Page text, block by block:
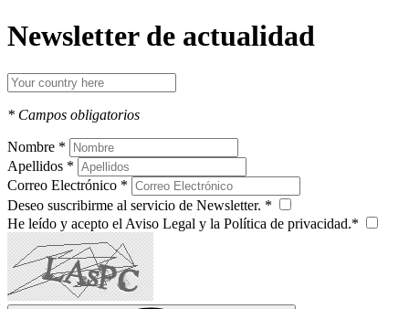
Newsletter de actualidad
* Campos obligatorios
Nombre *
Apellidos *
Correo Electrónico *
Deseo suscribirme al servicio de Newsletter. *
He leído y acepto el Aviso Legal y la Política de privacidad.*